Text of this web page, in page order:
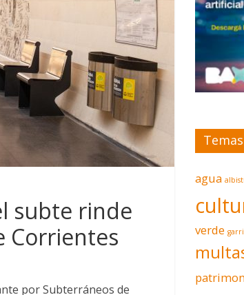
subte rinde
Corrientes
por Subterráneos de
Temas
agua
verde